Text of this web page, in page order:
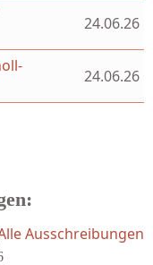
24.06.26
24.06.26
Ausschreibungen